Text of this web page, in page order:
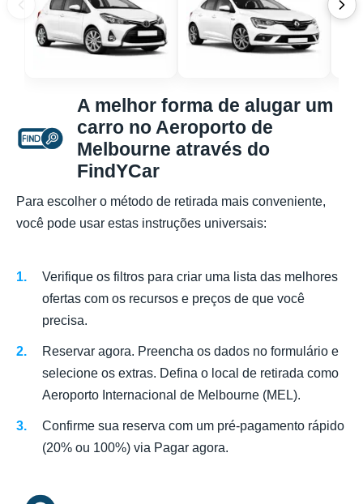
A melhor forma de alugar um
carro no Aeroporto de
Melbourne através do
FindYCar
Para escolher o método de retirada mais conveniente,
você pode usar estas instruções universais:
Verifique os filtros para criar uma lista das melhores
ofertas com os recursos e preços de que você
precisa.
Reservar agora. Preencha os dados no formulário e
selecione os extras. Defina o local de retirada como
Aeroporto Internacional de Melbourne (MEL).
Confirme sua reserva com um pré-pagamento rápido
(20% ou 100%) via Pagar agora.